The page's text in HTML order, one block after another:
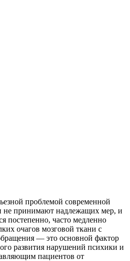
проблемой современной
не принимают надлежащих мер, и
постепенно, часто медленно
очагов мозговой ткани с
— это основной фактор
развития нарушений психики и
пациентов от